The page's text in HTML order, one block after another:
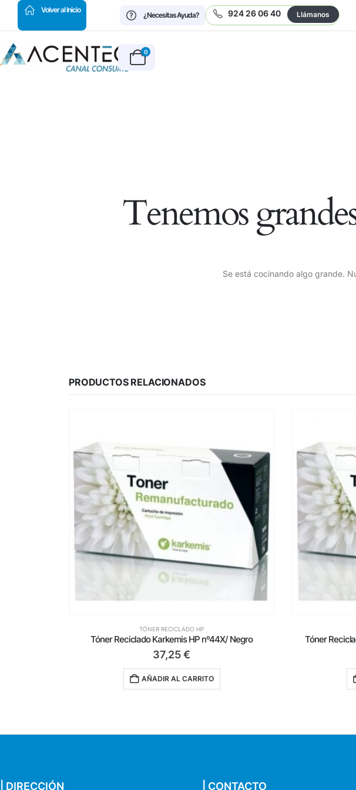
Volver al Inicio
¿Necesitas Ayuda?
924 26 06 40 Llámanos
0
Tenemos
Se está cocinando algo grande.
PRODUCTOS RELACIONADOS
TÓNER RECICLADO HP
Tóner Reciclado Karkemis HP CF259X XL/ Negro
62,99€
AÑADIR AL CARRITO
Tóner
| DIRECCIÓN | CONTACTO